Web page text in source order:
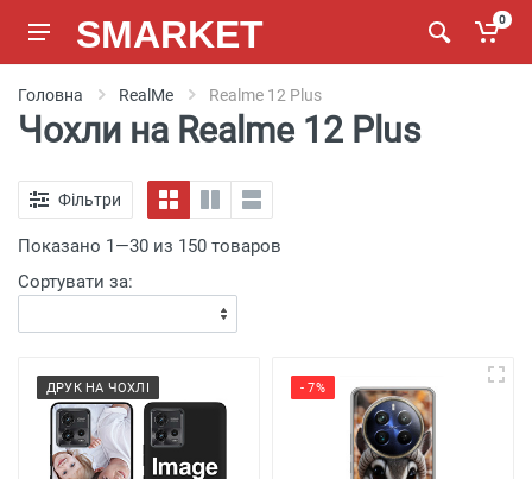
SMARKET 0
Головна RealMe Realme 12 Plus
Чохли на Realme 12 Plus
Фільтри
Показано 1—30 из 150 товаров
Сортувати за:
ДРУК НА ЧОХЛІ - 7%